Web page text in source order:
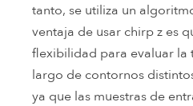
tanto, se utiliza un
ventaja de usar chirp z es
flexibilidad para evaluar la
largo de contornos
ya que las muestras de